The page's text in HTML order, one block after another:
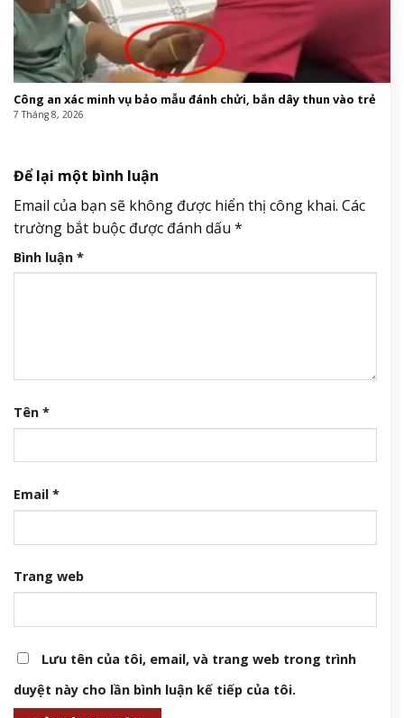
Công an xác minh vụ bảo mẫu đánh chửi, bắn dây thun vào trẻ
7 Tháng 8, 2026
Để lại một bình luận
Email của bạn sẽ không được hiển thị công khai. Các
trường bắt buộc được đánh dấu *
Bình luận *
Tên *
Email *
Trang web
Lưu tên của tôi, email, và trang web trong trình
duyệt này cho lần bình luận kế tiếp của tôi.